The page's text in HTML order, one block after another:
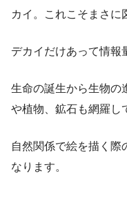
カイ。これこそまさに
デカイだけあって情報
生命の誕生から生物の
や植物、鉱石も網羅し
自然関係で絵を描く際
なります。